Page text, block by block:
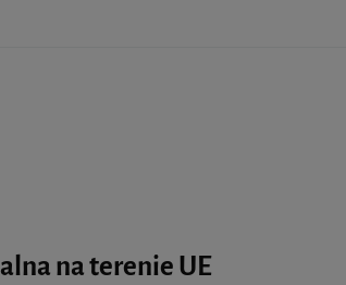
na terenie UE